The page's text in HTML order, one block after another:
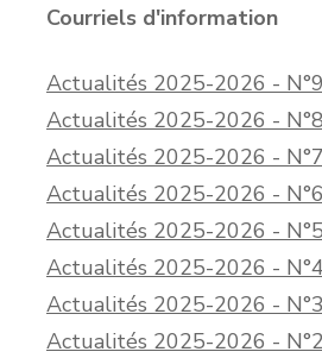
Courriels d'information
Actualités 2025-2026 - N°9
Actualités 2025-2026 - N°8
Actualités 2025-2026 - N°7
Actualités 2025-2026 - N°6
Actualités 2025-2026 - N°5
Actualités 2025-2026 -
Actualités 2025-2026 - N°3
Actualités 2025-2026 - N°2